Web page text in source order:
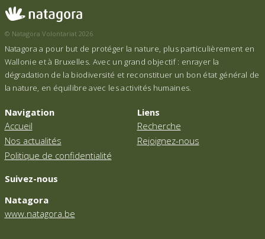
© Natagora Volontariat 2026
Natagora a pour but de protéger la nature, plus particulièrement en
Wallonie et à Bruxelles. Avec un grand objectif : enrayer la
dégradation de la biodiversité et reconstituer un bon état général de
la nature, en équilibre avec les activités humaines.
Navigation
Accueil
Nos actualités
Politique de confidentialité
Liens
Recherche
Rejoignez-nous
Suivez-nous
Natagora
www.natagora.be